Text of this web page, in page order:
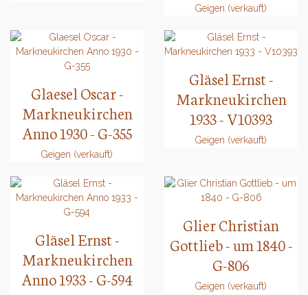
Geigen (verkauft)
Glaesel Oscar -
Markneukirchen
Anno 1930 - G-355
Geigen (verkauft)
Gläsel Ernst -
Markneukirchen
1933 - V10393
Geigen (verkauft)
Gläsel Ernst -
Markneukirchen
Anno 1933 - G-594
Glier Christian
Gottlieb - um 1840 -
G-806
Geigen (verkauft)